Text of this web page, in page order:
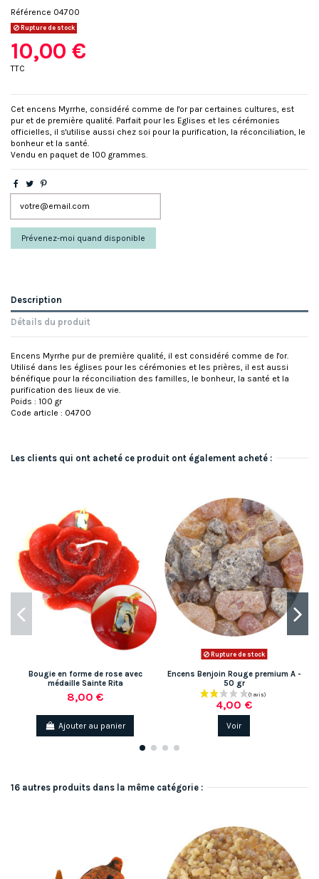
Référence 04700
Rupture de stock
10,00 €
TTC
Cet encens Myrrhe, considéré comme de l'or par certaines cultures, est
pur et de première qualité. Parfait pour les Eglises et les cérémonies
officielles, il s'utilise aussi chez soi pour la purification, la réconciliation, le
bonheur et la santé.
Vendu en paquet de 100 grammes.
Description
Détails du produit
Encens Myrrhe pur de première qualité, il est considéré comme de l'or.
Utilisé dans les églises pour les cérémonies et les prières, il est aussi
bénéfique pour la réconciliation des familles, le bonheur, la santé et la
purification des lieux de vie.
Poids : 100 gr
Code article : 04700
Les clients qui ont acheté ce produit ont également acheté :
Bougie en forme de rose avec
médaille Sainte Rita
8,00 €
Ajouter au panier
Rupture de stock
Encens Benjoin Rouge premium A -
50 gr
4,00 €
Voir
16 autres produits dans la même catégorie :